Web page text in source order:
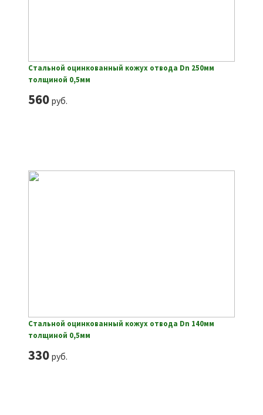
Стальной оцинкованный кожух отвода Dn 250мм
толщиной 0,5мм
560руб.
Стальной оцинкованный кожух отвода Dn 140мм
толщиной 0,5мм
330руб.